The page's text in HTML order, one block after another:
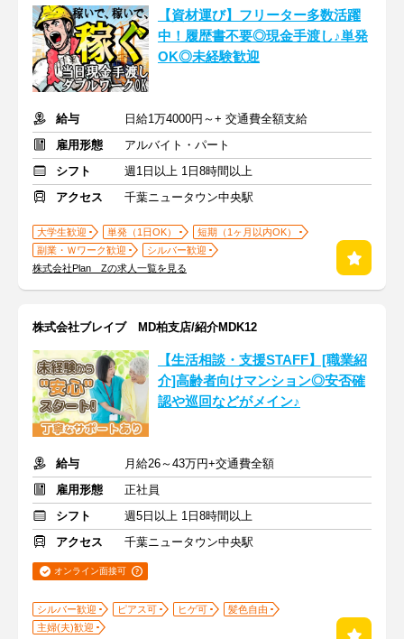
【資材運び】フリーター多数活躍
中！履歴書不要◎現金手渡し♪単発
OK◎未経験歓迎
給与
日給1万4000円～+ 交通費全額支給
雇用形態
アルバイト・パート
シフト
週1日以上 1日8時間以上
アクセス
千葉ニュータウン中央駅
大学生歓迎 単発（1日OK）
短期（1ヶ月以内OK）
副業・Ｗワーク歓迎
シルバー歓迎
株式会社Plan Zの求人一覧を見る
株式会社ブレイブ MD柏支店/紹介MDK12
【生活相談・支援STAFF】[職業紹
介]高齢者向けマンション◎安否確
認や巡回などがメイン♪
給与
月給26～43万円+交通費全額
雇用形態
正社員
シフト
週5日以上 1日8時間以上
アクセス
千葉ニュータウン中央駅
オンライン面接可
シルバー歓迎 ピアス可 ヒゲ可
髪色自由
主婦(夫)歓迎